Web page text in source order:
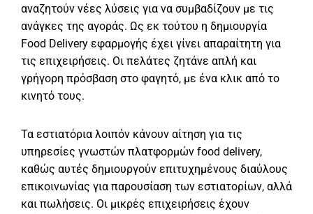
αναζητούν νέες λύσεις για να συμβαδίζουν με τις
ανάγκες της αγοράς. Ως εκ τούτου η δημιουργία
Food Delivery εφαρμογής έχει γίνει απαραίτητη για
τις επιχειρήσεις. Οι πελάτες ζητάνε απλή και
γρήγορη πρόσβαση στο φαγητό, με ένα κλικ από το
κινητό τους.
Τα εστιατόρια λοιπόν κάνουν αίτηση για τις
υπηρεσίες γνωστών πλατφορμών food delivery,
καθώς αυτές δημιουργούν επιτυχημένους διαύλους
επικοινωνίας για παρουσίαση των εστιατορίων, αλλά
και πωλήσεις. Οι μικρές επιχειρήσεις έχουν